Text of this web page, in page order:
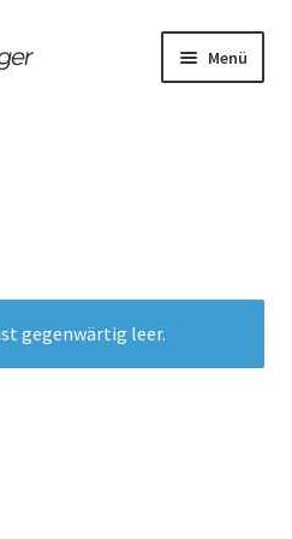
Menü
gegenwärtig leer.